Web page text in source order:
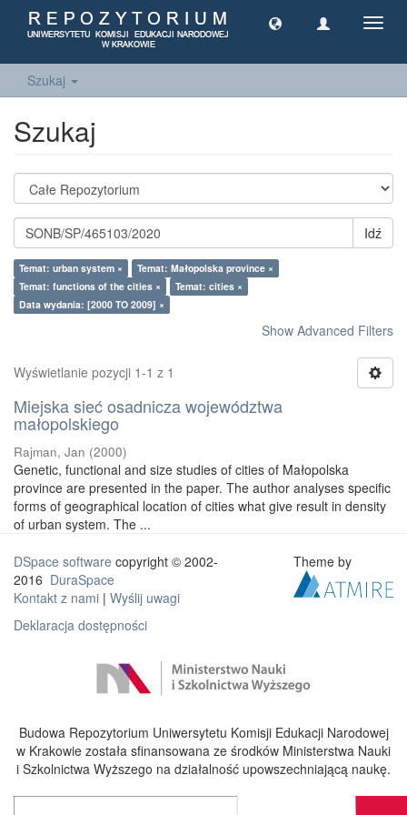
Szukaj
Szukaj
Idź
Temat: urban system ×
Temat: Małopolska province ×
Temat: functions of the cities ×
Temat: cities ×
Data wydania: [2000 TO 2009] ×
Show Advanced Filters
Wyświetlanie pozycji 1-1 z 1
Miejska sieć osadnicza województwa
małopolskiego
Rajman, Jan (2000)
Genetic, functional and size studies of cities of Małopolska
province are presented in the paper. The author analyses specific
forms of geographical location of cities what give result in density
of urban system. The ...
DSpace software copyright © 2002-
2016 DuraSpace
Kontakt z nami | Wyślij uwagi
Deklaracja dostępności
Theme by
Budowa Repozytorium Uniwersytetu Komisji Edukacji Narodowej
w Krakowie została sfinansowana ze środków Ministerstwa Nauki
i Szkolnictwa Wyższego na działalność upowszechniającą naukę.